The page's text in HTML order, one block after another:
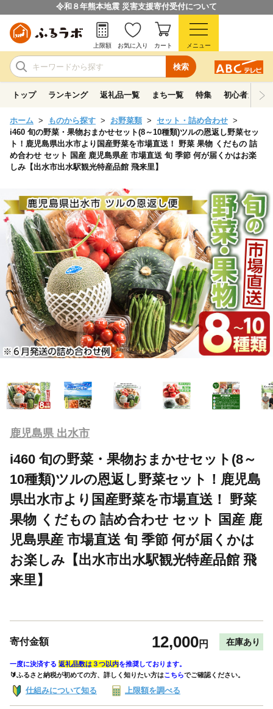
令和８年熊本地震 災害支援寄付受付について
検索
上限額 お気に入り カート メニュー
トップ ランキング 返礼品一覧 まち一覧 特集 初心者ガイド
ホーム ものから探す お野菜類
セット・詰め合わせ
i460 旬の野菜・果物おまかせセット(8～10種類)ツルの恩返し野菜セッ
ト！鹿児島県出水市より国産野菜を市場直送！ 野菜 果物 くだもの 詰
め合わせ セット 国産 鹿児島県産 市場直送 旬 季節 何が届くかはお楽
しみ【出水市出水駅観光特産品館 飛来里】
鹿児島県 出水市
i460 旬の野菜・果物おまかせセット(8～
10種類)ツルの恩返し野菜セット！鹿児島
県出水市より国産野菜を市場直送！ 野菜
果物 くだもの 詰め合わせ セット 国産 鹿
児島県産 市場直送 旬 季節 何が届くかは
お楽しみ【出水市出水駅観光特産品館 飛
来里】
寄付金額 12,000円 在庫あり
一度に決済する 返礼品数は３つ以内を推奨しております。
🔰ふるさと納税が初めての方、詳しく知りたい方はこちらでご確認ください。
仕組みについて知る 上限額を調べる